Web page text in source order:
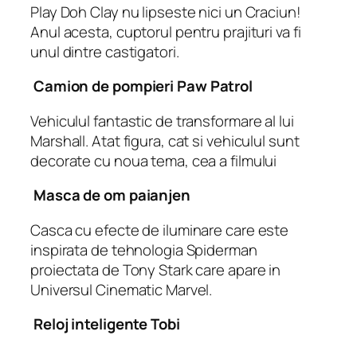
Play Doh Clay nu lipseste nici un Craciun!
Anul acesta, cuptorul pentru prajituri va fi
unul dintre castigatori.
Camion de pompieri Paw Patrol
Vehiculul fantastic de transformare al lui
Marshall. Atat figura, cat si vehiculul sunt
decorate cu noua tema, cea a filmului
Masca de om paianjen
Casca cu efecte de iluminare care este
inspirata de tehnologia Spiderman
proiectata de Tony Stark care apare in
Universul Cinematic Marvel.
Reloj inteligente Tobi